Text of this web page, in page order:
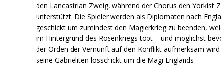
den Lancastrian Zweig, während der Chorus den Yorkist
unterstützt. Die Spieler werden als Diplomaten nach
geschickt um zumindest den Magierkrieg zu beenden,
im Hintergrund des Rosenkriegs tobt – und möglichst
der Orden der Vernunft auf den Konflikt aufmerksam
seine Gabrieliten losschickt um die Magi Englands